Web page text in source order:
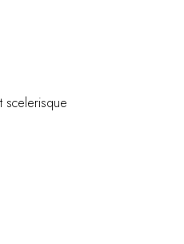
scelerisque